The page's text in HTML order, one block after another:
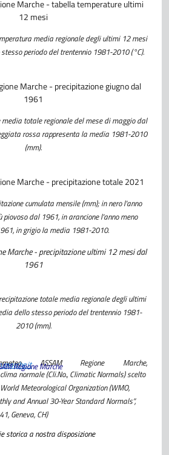
media regionale degli ultimi 12 mesi
periodo del trentennio 1981-2010 (°C).
totale regionale del mese di maggio dal
rossa rappresenta la media 1981-2010
(mm).
cumulata mensile (mm); in nero l'anno
piovoso dal 1961, in arancione l'anno meno
in grigio la media 1981-2010.
totale media regionale degli ultimi
dello stesso periodo del trentennio 1981-
2010 (mm).
ASSAM Regione Marche,
Regione Marche
normale (Cli.No., Climatic Normals) scelto
Meteorological Organization (WMO,
and Annual 30-Year Standard Normals”,
Geneva, CH)
storica a nostra disposizione